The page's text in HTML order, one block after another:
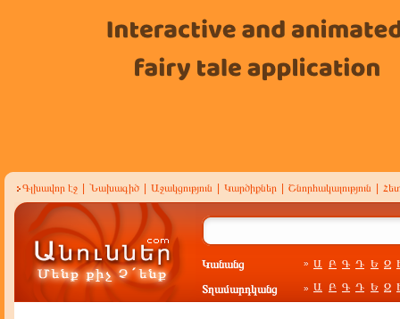
Գլխավոր էջ Նախագիծ Աջակցություն Կարծիքներ Շնորհակալություն
Կանանց » Ա Բ Գ Դ Ե Զ
Տղամարդկանց » Ա Բ Գ Դ Ե Զ